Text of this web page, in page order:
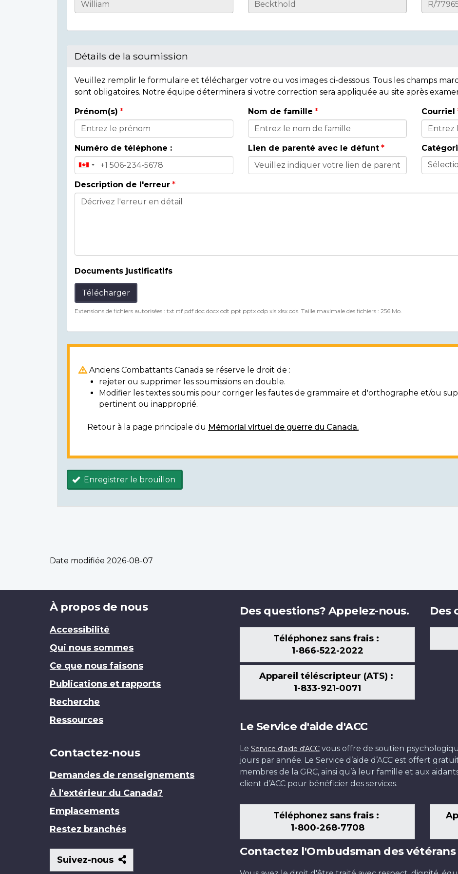
Casualty
Détails de la soumission
Veuillez remplir le formulaire et télécharger votre ou vos images ci-dessous. Tous les champs
sont obligatoires. Notre équipe déterminera si votre correction sera appliquée au site après
Donor
Details
Prénom(s) Nom de famille Courriel
Numéro de téléphone : Lien de parenté avec le défunt
Description de l'erreur
Documents justificatifs
Télécharger
Extensions de fichiers autorisées : txt rtf pdf doc docx odt ppt pptx odp xls xlsx ods. Taille maximale des fichiers : 256 Mo.
Anciens Combattants Canada se réserve le droit de :
rejeter ou supprimer les soumissions en double.
Modifier les textes soumis pour corriger les fautes de grammaire et d'orthographe et/ou
pertinent ou inapproprié.
Retour à la page principale du Mémorial virtuel de guerre du Canada.
Enregistrer le brouillon
Date modifiée 2026-08-07
Brand
À propos de nous
Accessibilité
Qui nous sommes
Ce que nous faisons
Publications et rapports
Recherche
Ressources
Contactez-nous
Demandes de renseignements
À l'extérieur du Canada?
Emplacements
Restez branchés
Suivez-nous
Suivez-
nous
Des questions? Appelez-nous.
Téléphonez sans frais :
1-866-522-2022
Appareil téléscripteur (ATS) :
1-833-921-0071
Des
Le Service d'aide d'ACC
Le Service d'aide d'ACC vous offre de soutien
jours par année. Le Service d’aide d’ACC est offert
membres de la GRC, ainsi qu’à leur famille et aux
client d’ACC pour bénéficier des services.
Téléphonez sans frais :
1-800-268-7708
Contactez l'Ombudsman des vétérans